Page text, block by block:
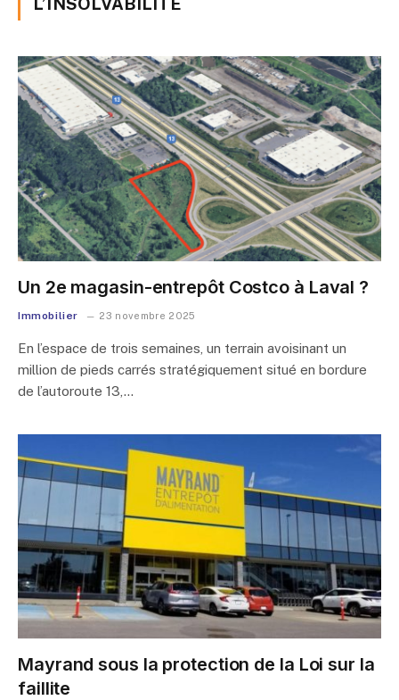
Un 2e magasin-entrepôt Costco à Laval ?
Immobilier 23 novembre 2025
En l’espace de trois semaines, un terrain avoisinant un
million de pieds carrés stratégiquement situé en bordure
de l’autoroute 13,…
Mayrand sous la protection de la Loi sur la
faillite